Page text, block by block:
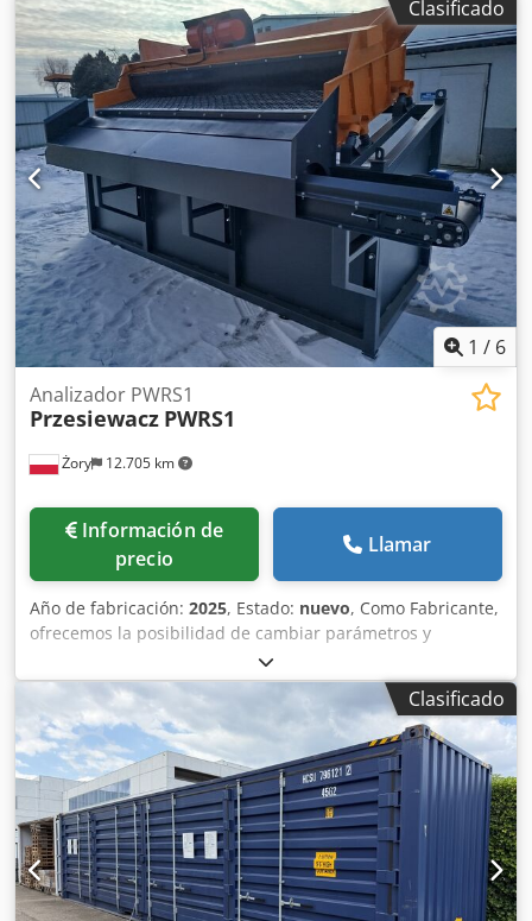
Clasificado
1 / 6
Żory 12.705 km
Analizador PWRS1
Przesiewacz PWRS1
Información de
precio
Llamar
Año de fabricación: 2025, Estado: nuevo, Como Fabricante,
ofrecemos la posibilidad de cambiar parámetros y
adaptarlos a las necesidades del Cliente. Conexión
eléctrica: 400V / 50Hz. Dimensiones totales del dispositivo:
aprox. 3700 x 2000 x 2600. Dimensiones de la superficie de
cribado: 3000 x 1000. Número de cubiertas: 3 cubiertas.
Cedpjwbz Ryefx Afhjha Material de construcción: acero al
carbono. Tipo de tamiz: tamices de 1500 x 1000, 2 piezas
por piso. Fabricado en acero negro o resistente al
desgaste. Tamaño de malla del tamiz: 0,8 – 200 mm.
Electrovibrador con motorreductor. Recubrimiento
anticorrosión. Declaración CE y manual de uso y
mantenimiento.
Clasificado